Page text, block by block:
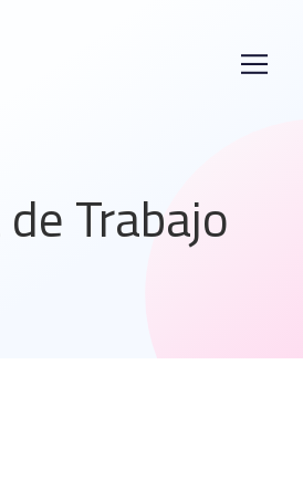
Trabajo